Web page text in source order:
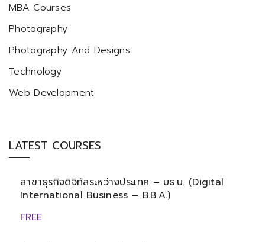
MBA Courses
Photography
Photography And Designs
Technology
Web Development
LATEST COURSES
สาขาธุรกิจดิจิทัลระหว่างประเทศ – บธ.บ. (Digital
International Business – B.B.A.)
FREE